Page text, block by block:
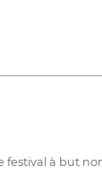
festival à but